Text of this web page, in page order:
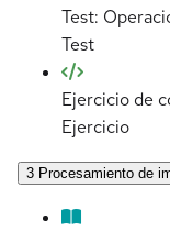
Test:
Test
Ejercicio de
Ejercicio
3 Procesamiento de